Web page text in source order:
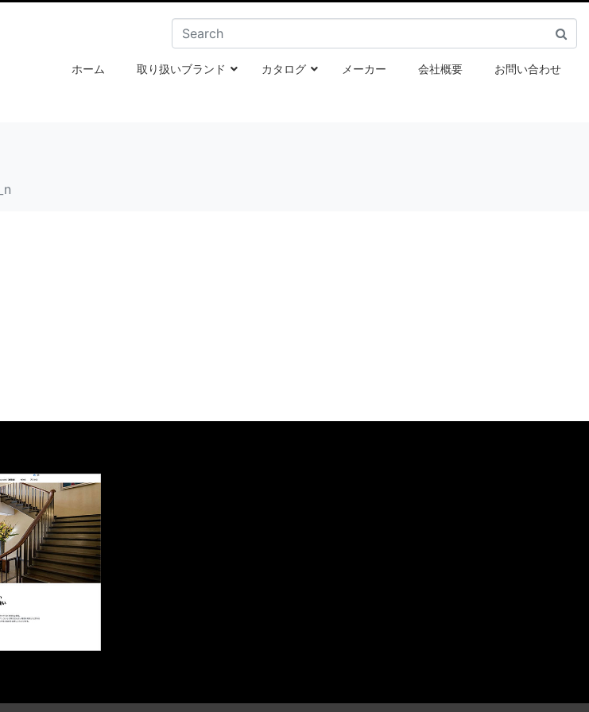
ホーム 取り扱いブランド カタログ メーカー 会社概要 お問い合わせ